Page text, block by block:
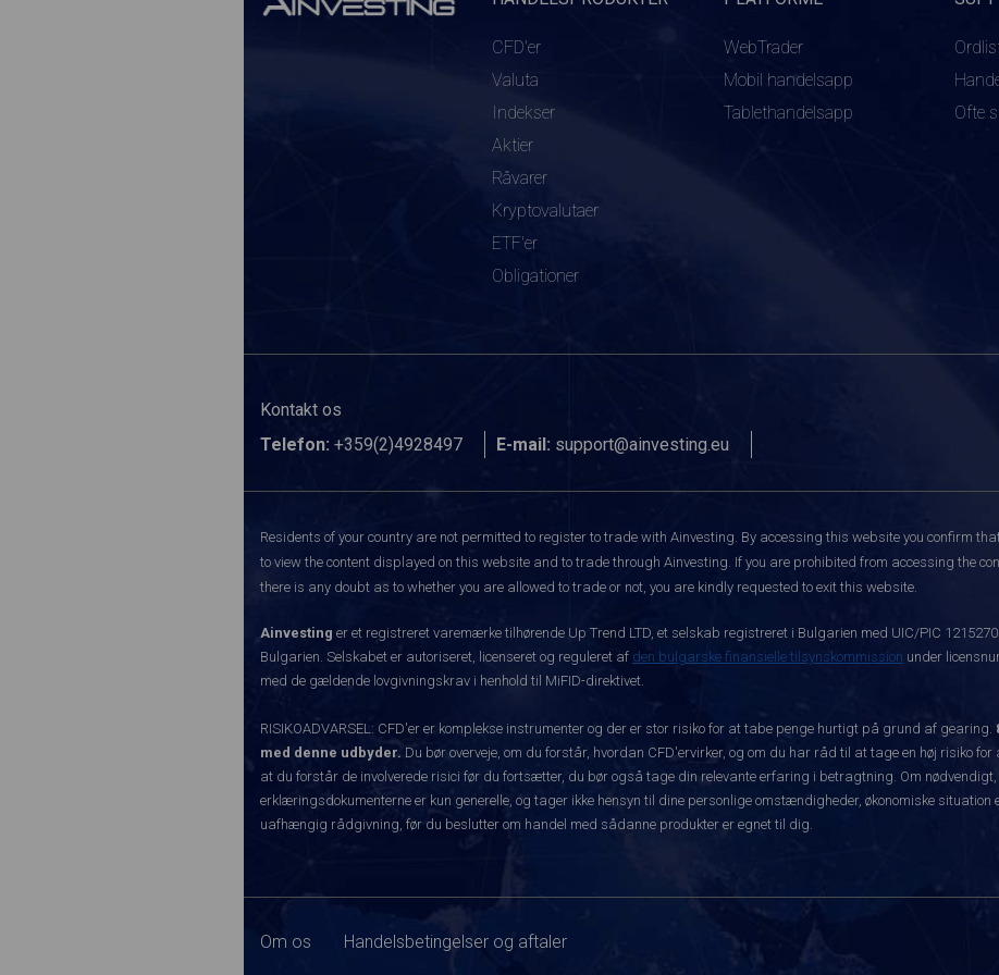
CFD'er
Valuta
Indekser
Aktier
Råvarer
Kryptovalutaer
ETF'er
Obligationer
WebTrader
Mobil handelsapp
Tablethandelsapp
Ofte
Kontakt os
Telefon: +359(2)4928497 E-mail: support@ainvesting.eu
Residents of your country are not permitted to register to trade with Ainvesting. By accessing this website you confirm
to view the content displayed on this website and to trade through Ainvesting. If you are prohibited from accessing the
there is any doubt as to whether you are allowed to trade or not, you are kindly requested to exit this website.
Ainvesting er et registreret varemærke tilhørende Up Trend LTD, et selskab registreret i Bulgarien med UIC/PIC
Bulgarien. Selskabet er autoriseret, licenseret og reguleret af den bulgarske finansielle tilsynskommission under
med de gældende lovgivningskrav i henhold til MiFID-direktivet.
RISIKOADVARSEL: CFD'er er komplekse instrumenter og der er stor risiko for at tabe penge hurtigt på grund af gearing.
med denne udbyder. Du bør overveje, om du forstår, hvordan CFD'ervirker, og om du har råd til at tage en høj risiko
at du forstår de involverede risici før du fortsætter, du bør også tage din relevante erfaring i betragtning. Om
erklæringsdokumenterne er kun generelle, og tager ikke hensyn til dine personlige omstændigheder, økonomiske situation
uafhængig rådgivning, før du beslutter om handel med sådanne produkter er egnet til dig.
Om os Handelsbetingelser og aftaler